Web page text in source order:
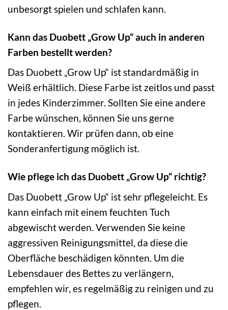
unbesorgt spielen und schlafen kann.
Kann das Duobett „Grow Up“ auch in anderen
Farben bestellt werden?
Das Duobett „Grow Up“ ist standardmäßig in
Weiß erhältlich. Diese Farbe ist zeitlos und passt
in jedes Kinderzimmer. Sollten Sie eine andere
Farbe wünschen, können Sie uns gerne
kontaktieren. Wir prüfen dann, ob eine
Sonderanfertigung möglich ist.
Wie pflege ich das Duobett „Grow Up“ richtig?
Das Duobett „Grow Up“ ist sehr pflegeleicht. Es
kann einfach mit einem feuchten Tuch
abgewischt werden. Verwenden Sie keine
aggressiven Reinigungsmittel, da diese die
Oberfläche beschädigen könnten. Um die
Lebensdauer des Bettes zu verlängern,
empfehlen wir, es regelmäßig zu reinigen und zu
pflegen.